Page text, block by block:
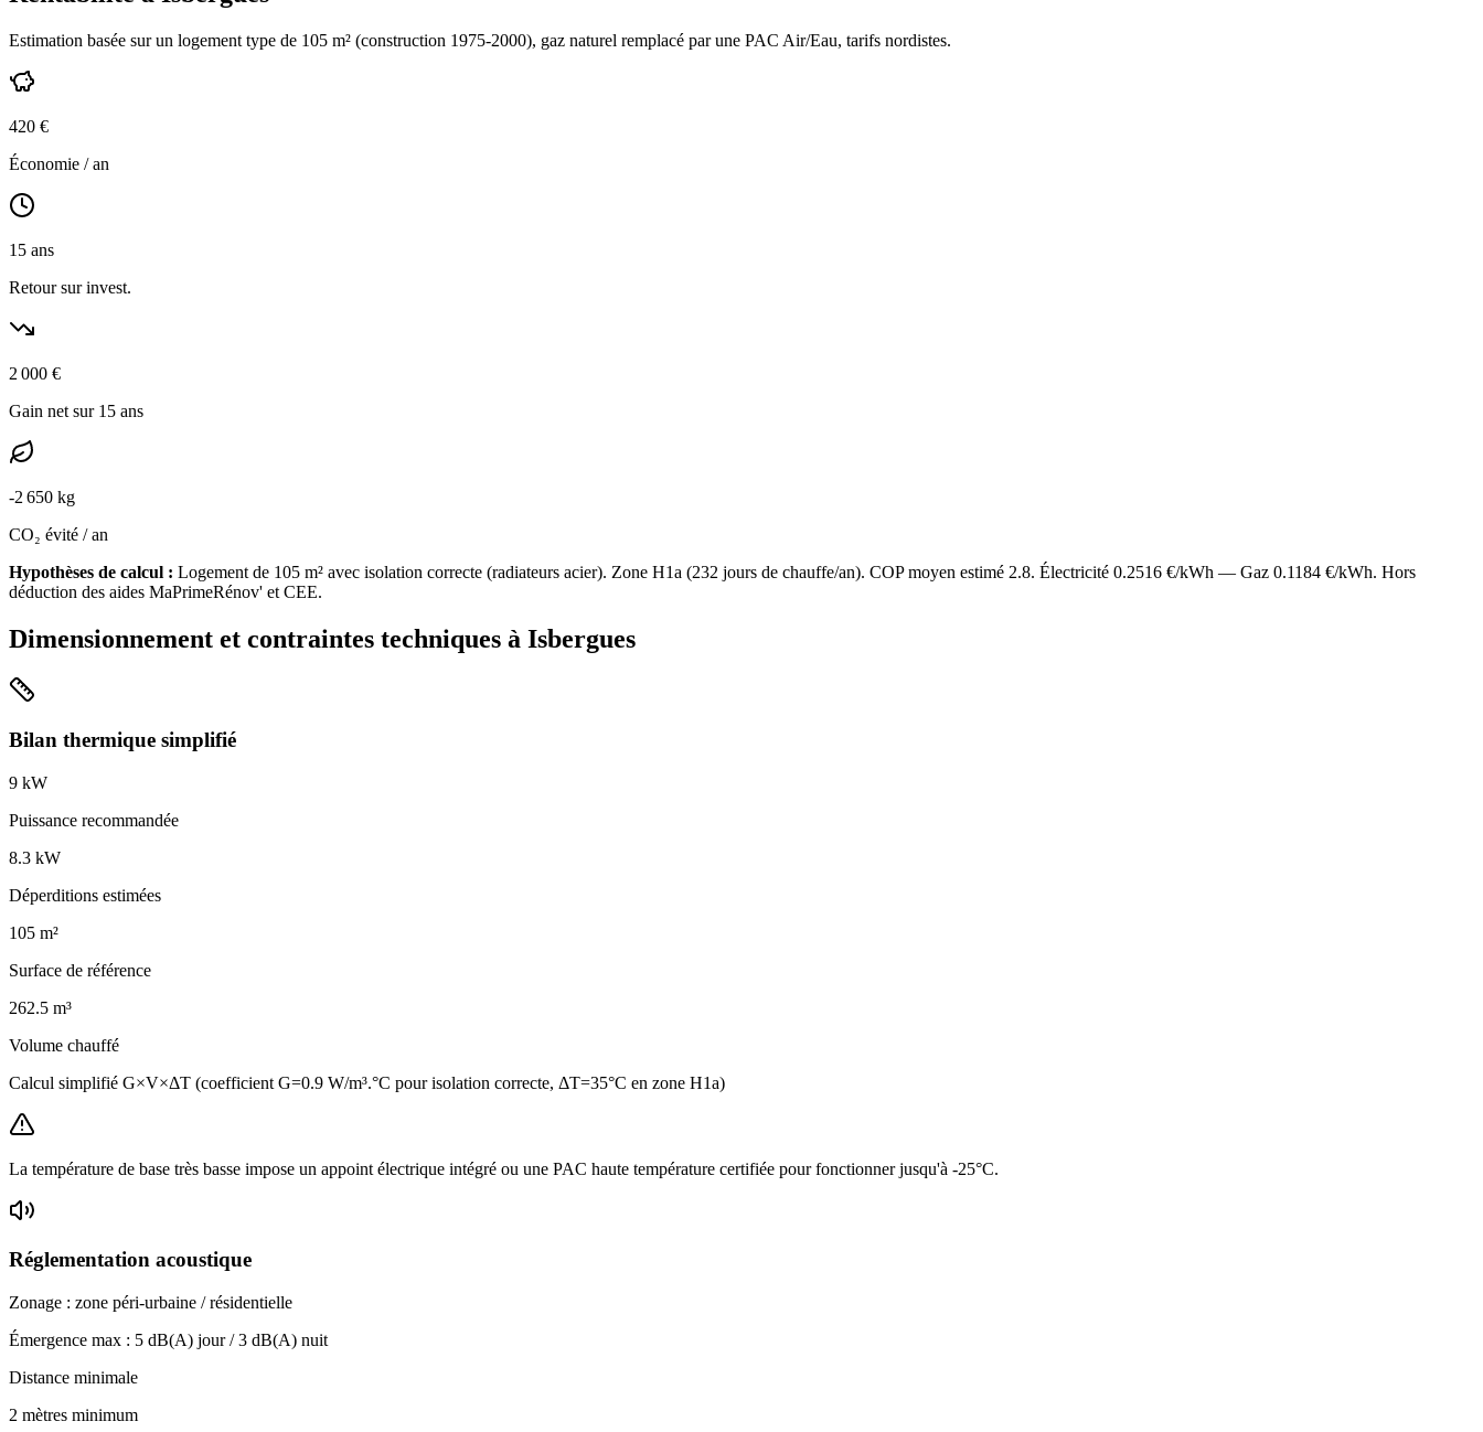
Estimation basée sur un logement type de 105 m² (construction 1975-2000), gaz naturel remplacé par une PAC Air/Eau, tarifs nordistes.
420 €
Économie / an
15 ans
Retour sur invest.
2 000 €
Gain net sur 15 ans
-2 650 kg
CO₂ évité / an
Hypothèses de calcul : Logement de 105 m² avec isolation correcte (radiateurs acier). Zone H1a (232 jours de chauffe/an). COP moyen estimé 2.8. Électricité 0.2516 €/kWh — Gaz 0.1184 €/kWh. Hors
déduction des aides MaPrimeRénov' et CEE.
Dimensionnement et contraintes techniques à Isbergues
Bilan thermique simplifié
9 kW
Puissance recommandée
8.3 kW
Déperditions estimées
105 m²
Surface de référence
262.5 m³
Volume chauffé
Calcul simplifié G×V×ΔT (coefficient G=0.9 W/m³.°C pour isolation correcte, ΔT=35°C en zone H1a)
La température de base très basse impose un appoint électrique intégré ou une PAC haute température certifiée pour fonctionner jusqu'à -25°C.
Réglementation acoustique
Zonage : zone péri-urbaine / résidentielle
Émergence max : 5 dB(A) jour /3 dB(A) nuit
Distance minimale
2 mètres minimum